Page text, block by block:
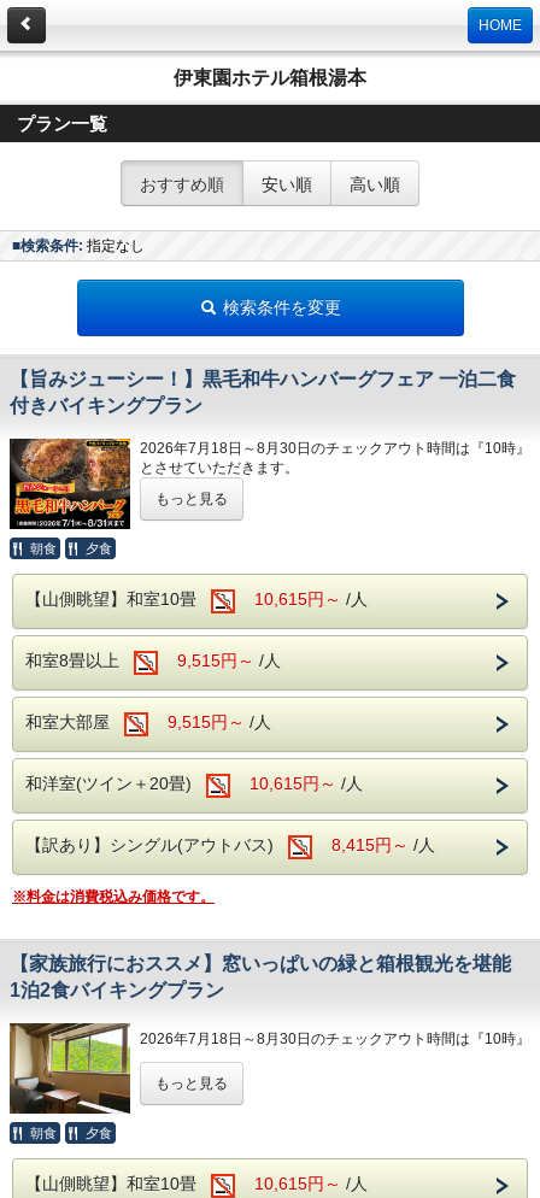
HOME
伊東園ホテル箱根湯本
プラン一覧
おすすめ順 安い順 高い順
■検索条件: 指定なし
検索条件を変更
【旨みジューシー！】黒毛和牛ハンバーグフェア 一泊二食
付きバイキングプラン
2026年7月18日～8月30日のチェックアウト時間は『10時』
とさせていただきます。
毎回ご好評の黒毛和牛ハンバーグが今年もやって参ります！
を開催いたします。
大好評につき再登場となる本フェアでは、
黒毛和牛の旨みをぎゅっと閉じ込めた、自慢のハンバーグを
ご用意いたしました。
焼き上げた瞬間にあふれ出す肉汁、
口いっぱいに広がる黒毛和牛ならではのコクと旨み。
ふっくらとした食感とジューシーな味わいは、
一口食べれば思わず笑顔になる美味しさです。
さらに、お好みに合わせてお楽しみいただけるよう、
2種類のソースをご用意しております。
・ デミグラスソース
コク深く濃厚な味わいで、ハンバーグの旨みをより一層引き
立てます。
・ おろしポン酢
さっぱりとした後味で、暑い季節にもおすすめの組み合わせ
です。
いている場合、
プラン変更の必要はございません。
2026年7月1日（水）～8月31日（月）
もっと見る
朝食 夕食
【山側眺望】和室10畳 10,615円～ /人
和室8畳以上 9,515円～ /人
和室大部屋 9,515円～ /人
和洋室(ツイン＋20畳) 10,615円～ /人
【訳あり】シングル(アウトバス) 8,415円～ /人
※料金は消費税込み価格です。
【家族旅行におススメ】窓いっぱいの緑と箱根観光を堪能
1泊2食バイキングプラン
2026年7月18日～8月30日のチェックアウト時間は『10時』
とさせていただきます。
※8月30日チェックインのご予約は『11時』でございます。
っしゃる方！
もっと見る
朝食 夕食
【山側眺望】和室10畳 10,615円～ /人